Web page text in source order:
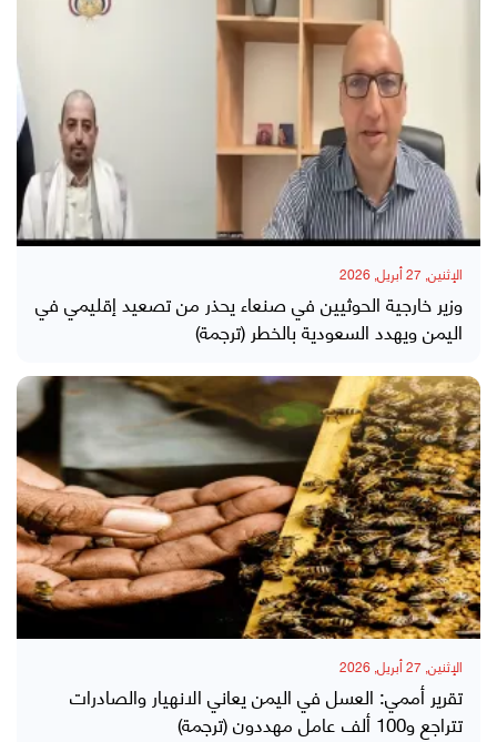
الإثنين, 27 أبريل, 2026
وزير خارجية الحوثيين في صنعاء يحذر من تصعيد إقليمي في
اليمن ويهدد السعودية بالخطر (ترجمة)
الإثنين, 27 أبريل, 2026
تقرير أممي: العسل في اليمن يعاني الانهيار والصادرات
تتراجع و100 ألف عامل مهددون (ترجمة)